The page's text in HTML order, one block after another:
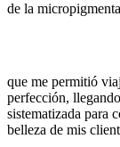
de la
que me permitió
perfección,
sistematizada para
belleza de mis